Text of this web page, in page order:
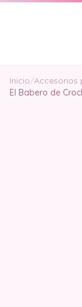
Inicio/Accesorios
El Babero de